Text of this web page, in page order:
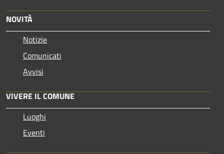
NOVITÀ
Notizie
Comunicati
Avvisi
VIVERE IL COMUNE
Luoghi
Eventi